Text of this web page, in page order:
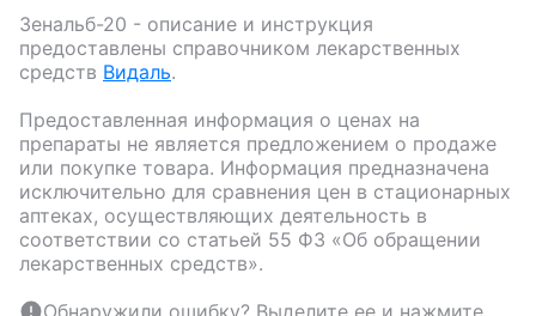
Зенальб-20 - описание и инструкция
предоставлены справочником лекарственных
средств Видаль.
Предоставленная информация о ценах на
препараты не является предложением о продаже
или покупке товара. Информация предназначена
исключительно для сравнения цен в стационарных
аптеках, осуществляющих деятельность в
соответствии со статьей 55 ФЗ «Об обращении
лекарственных средств».